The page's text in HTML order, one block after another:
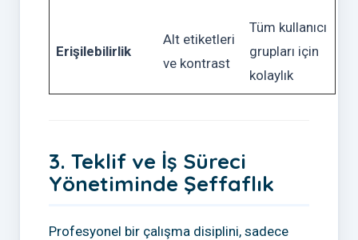
Erişilebilirlik
Alt etiketleri
ve kontrast
Tüm kullanıcı
grupları için
kolaylık
3. Teklif ve İş Süreci
Yönetiminde Şeffaflık
Profesyonel bir çalışma disiplini, sadece